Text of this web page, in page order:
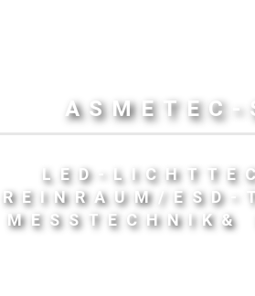
ASMETEC-
LED-
REINRAUM/ESD-
MESSTECHNIK&